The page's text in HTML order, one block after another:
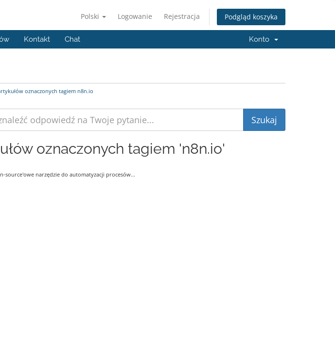
Polski Logowanie Rejestracja Podgląd koszyka
Kontakt Chat Konto
oznaczonych tagiem n8n.io
oznaczonych tagiem 'n8n.io'
source'owe narzędzie do automatyzacji procesów...